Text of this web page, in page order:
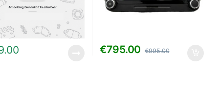
€795.00 €995.00